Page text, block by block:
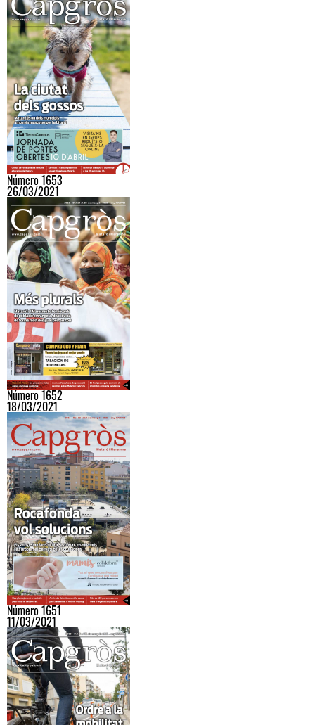
Número 1653
26/03/2021
Número 1652
18/03/2021
Número 1651
11/03/2021